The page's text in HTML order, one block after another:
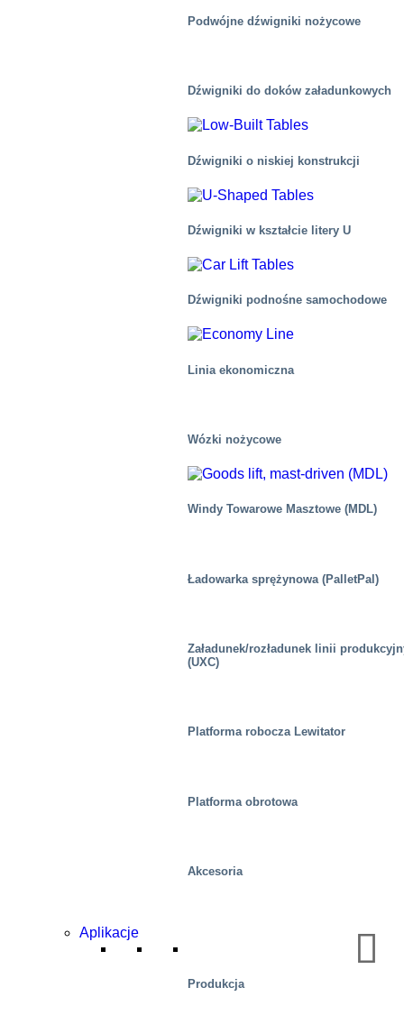
Podwójne dźwigniki nożycowe
Dźwigniki do doków załadunkowych
Dźwigniki o niskiej konstrukcji
Dźwigniki w kształcie litery U
Dźwigniki podnośne samochodowe
Linia ekonomiczna
Wózki nożycowe
Windy Towarowe Masztowe (MDL)
Ładowarka sprężynowa (PalletPal)
Załadunek/rozładunek linii
(UXC)
Platforma robocza Lewitator
Platforma obrotowa
Akcesoria
Aplikacje
Produkcja